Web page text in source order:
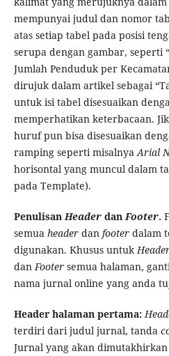
mempunyai judul dan nomor
atas setiap tabel pada posisi
serupa dengan gambar, seperti
Jumlah Penduduk per
dirujuk dalam artikel sebagai
untuk isi tabel disesuaikan
memperhatikan keterbacaan.
huruf pun bisa disesuaikan
ramping seperti misalnya Arial
horisontal yang muncul dalam
pada Template).
Penulisan Headerdan Footer.
semua headerdan footerdalam
digunakan. Khusus untuk
dan Footersemua halaman,
nama jurnal online yang anda
Header halaman pertama:
terdiri dari judul jurnal, tanda
Jurnal yang akan